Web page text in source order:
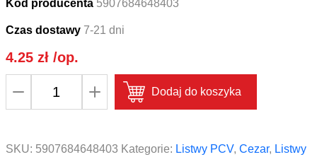
Kod producenta 5907684648403
Czas dostawy 7-21 dni
4.25 zł/op.
do
Dodaj do koszyka
SKU: 5907684648403 Kategorie: Listwy PCV, Cezar, Listwy